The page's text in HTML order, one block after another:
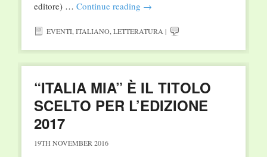
editore) … Continue reading →
EVENTI,ITALIANO,LETTERATURA |
“ITALIA MIA” È IL TITOLO
SCELTO PER L’EDIZIONE
2017
19TH NOVEMBER 2016